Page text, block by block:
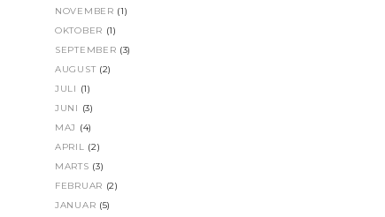
NOVEMBER (1)
OKTOBER (1)
SEPTEMBER (3)
AUGUST(2)
JULI (1)
JUNI (3)
MAJ (4)
APRIL
(2)
MARTS (3)
FEBRUAR (2)
JANUAR (5)